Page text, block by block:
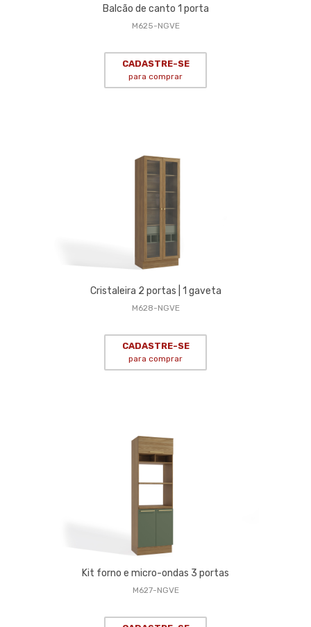
Balcão de canto 1 porta
M625-NGVE
CADASTRE-SE
para comprar
Cristaleira 2 portas | 1 gaveta
M628-NGVE
CADASTRE-SE
para comprar
Kit forno e micro-ondas 3 portas
M627-NGVE